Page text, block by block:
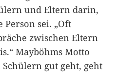
und Eltern darin,
Person sei. „Oft
zwischen Eltern
Mayböhms Motto
Schülern gut geht, geht